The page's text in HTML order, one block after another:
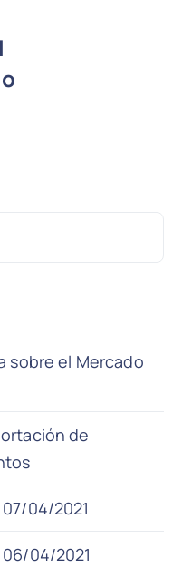
sobre el Mercado
de
04/2021
04/2021